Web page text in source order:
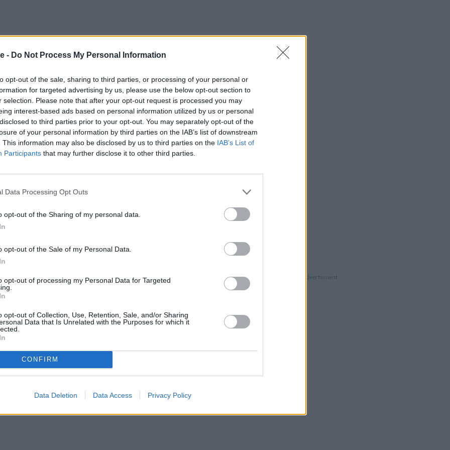
- Do Not Process My Personal Information
opt-out of the sale, sharing to third parties, or processing of your personal or
for targeted advertising by us, please use the below opt-out section to
selection. Please note that after your opt-out request is processed you may
interest-based ads based on personal information utilized by us or personal
to third parties prior to your opt-out. You may separately opt-out of the
of your personal information by third parties on the IAB’s list of downstream
This information may also be disclosed by us to third parties on the IAB’s List of
Participants that may further disclose it to other third parties.
Data Processing Opt Outs
opt-out of the Sharing of my personal data.
opt-out of the Sale of my Personal Data.
opt-out of processing my Personal Data for Targeted
opt-out of Collection, Use, Retention, Sale, and/or Sharing
Data that Is Unrelated with the Purposes for which it
CONFIRM
Data Deletion Data Access Privacy Policy
Το πρόγραμμα του
προκριματικά του επί κοντώ Ανδρών με τον
των 60 μ. με τον Γιάννη Νυφαντόπουλο.
09:35 στα 60 μ. εμπόδια Γυναικών όπου στα
και Καραγιάννη ενώ στις 10:20 στον
ο Κώστας Δαβουλίδης.